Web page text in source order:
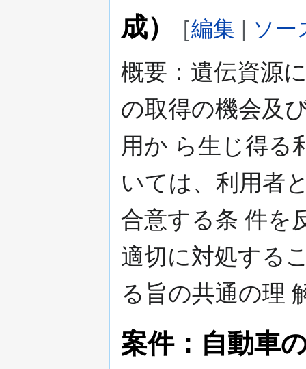
成）
[編集 | ソー
概要：遺伝資源
の取得の機会及
用か ら生じ得る
いては、利用者
合意する条 件を
適切に対処する
る旨の共通の理
案件：自動車